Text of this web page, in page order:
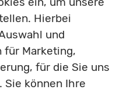
Ablagefach
Hierbei
und
für Marketing,
für die Sie uns
Sie können Ihre